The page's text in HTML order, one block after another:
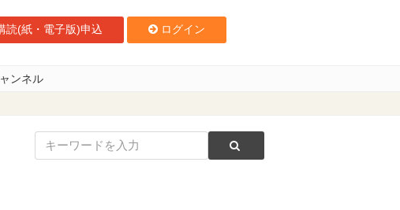
読(紙・電子版)申込 ログイン
ンネル